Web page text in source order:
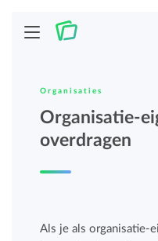
Organisaties
Organisatie-
overdragen
Als je als organisatie-